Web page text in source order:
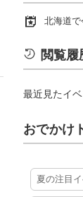
北海道
閲覧履
最近見たイ
おでかけ
夏の注目